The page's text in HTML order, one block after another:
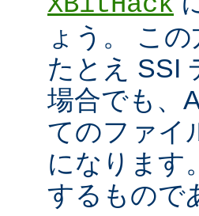
ょう。 こ
たとえ SSI
場合でも、
てのファイ
になります
するもので